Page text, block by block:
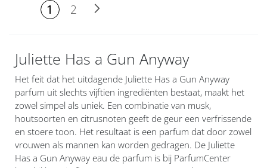
U lees
1 2
Juliette Has a Gun Anyway
Het feit dat het uitdagende Juliette Has a Gun Anyway
parfum uit slechts vijftien ingrediënten bestaat, maakt het
zowel simpel als uniek. Een combinatie van musk,
houtsoorten en citrusnoten geeft de geur een verfrissende
en stoere toon. Het resultaat is een parfum dat door zowel
vrouwen als mannen kan worden gedragen. De Juliette
Has a Gun Anyway eau de parfum is bij ParfumCenter